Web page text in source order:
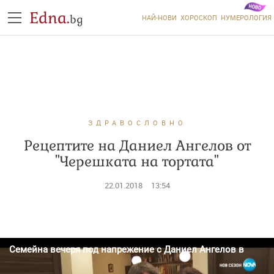
Edna.bg НАЙ-НОВИ ХОРОСКОП НУМЕРОЛОГИЯ
ЗДРАВОСЛОВНО
Рецептите на Даниел Ангелов от
"Черешката на тортата"
22.01.2018 13:54